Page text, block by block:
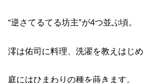
“逆さてるてる坊主”が4つ並ぶ頃。
澪は佑司に料理、洗濯を教えはじめ
庭にはひまわりの種を蒔きます。